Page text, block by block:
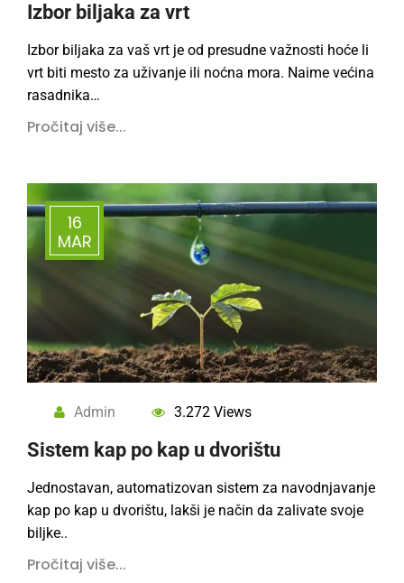
Izbor biljaka za vrt
Izbor biljaka za vaš vrt je od presudne važnosti hoće li
vrt biti mesto za uživanje ili noćna mora. Naime većina
rasadnika…
Pročitaj više...
16
MAR
Admin 3.272 Views
Sistem kap po kap u dvorištu
Jednostavan, automatizovan sistem za navodnjavanje
kap po kap u dvorištu, lakši je način da zalivate svoje
bilјke..
Pročitaj više...